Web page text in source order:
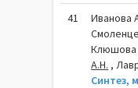
41
Иванова
Клюшова
А.Н. ,
Синтез,